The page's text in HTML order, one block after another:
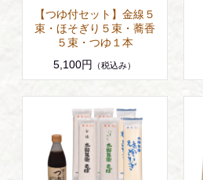
【つゆ付セット】金線５
束・ほそぎり５束・蕎香
５束・つゆ１本
5,100円
（税込み）